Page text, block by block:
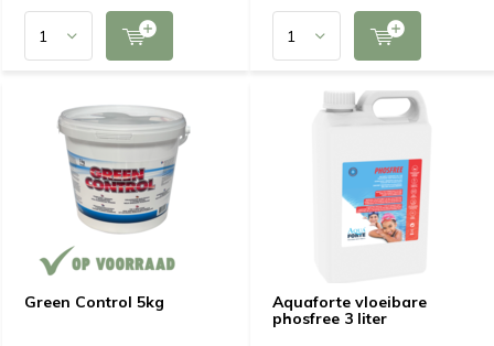
Green Control 5kg
Aquaforte vloeibare
phosfree 3 liter